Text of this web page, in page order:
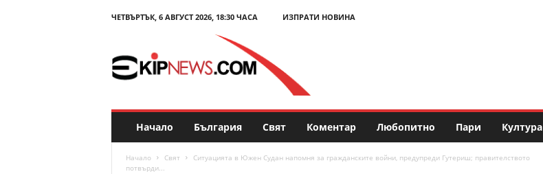
ЧЕТВЪРТЪК, 6 АВГУСТ 2026, 18:30 ЧАСА ИЗПРАТИ НОВИНА
E
p
N
Начало България Свят Коментар Любопитно Пари Култура
Начало Свят
Ситуацията в Южен Судан напомня за гражданските войни, предупреди Гутериш; правителството
потвърди...